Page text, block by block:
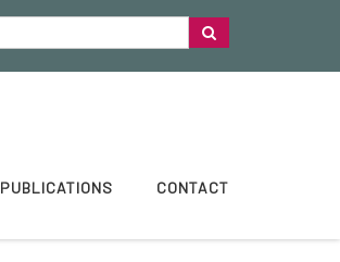
PUBLICATIONS CONTACT